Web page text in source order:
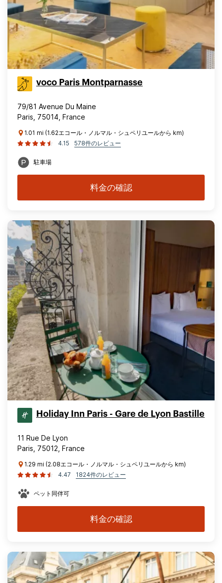
voco Paris Montparnasse
79/81 Avenue Du Maine
Paris, 75014, France
1.01 mi (1.62エコール・ノルマル・シュペリユールから km)
4.15
578件のレビュー
駐車場
料金の確認
Holiday Inn Paris - Gare de Lyon Bastille
11 Rue De Lyon
Paris, 75012, France
1.29 mi (2.08エコール・ノルマル・シュペリユールから km)
4.47
1824件のレビュー
ペット同伴可
料金の確認